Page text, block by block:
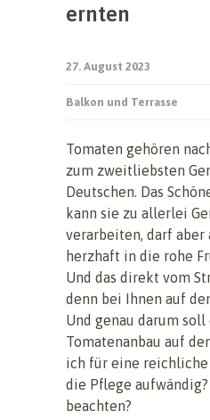
ernten
27. August 2023
Balkon und Terrasse
Tomaten gehören
zum zweitliebsten
Deutschen. Das
kann sie zu allerlei
verarbeiten, darf aber
herzhaft in die rohe
Und das direkt vom
denn bei Ihnen auf
Und genau darum soll
Tomatenanbau auf
ich für eine reichliche
die Pflege aufwändig?
beachten?